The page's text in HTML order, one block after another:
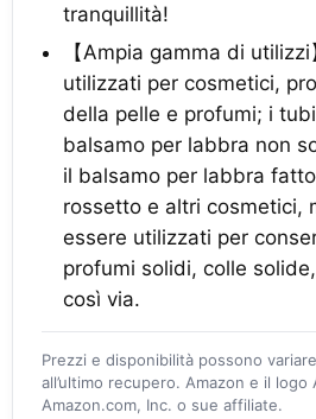
tranquillità!
【Ampia gamma di
utilizzati per cosmetici,
della pelle e profumi; i
balsamo per labbra non
il balsamo per labbra
rossetto e altri cosmetici,
essere utilizzati per
profumi solidi, colle
così via.
Prezzi e disponibilità possono
all’ultimo recupero. Amazon e il logo
Amazon.com, Inc. o sue affiliate.